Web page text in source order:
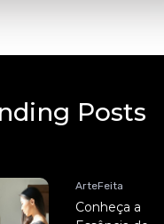
Posts
ArteFeita
Conheça a